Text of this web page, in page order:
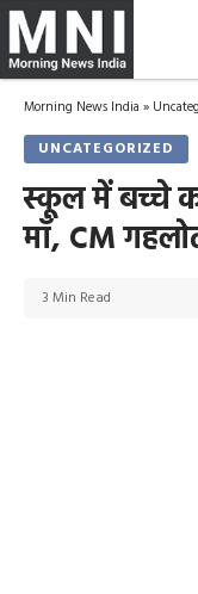
Morning News India »
UNCATEGORIZED
स्कूल में बच्चे
मॉं, CM
3 Min Read